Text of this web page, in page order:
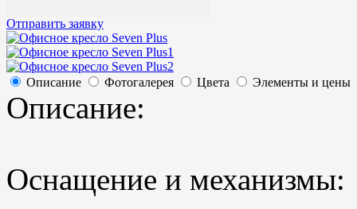
Отправить заявку
Описание Фотогалерея Цвета Элементы и цены
Описание:
Оснащение и механизмы: